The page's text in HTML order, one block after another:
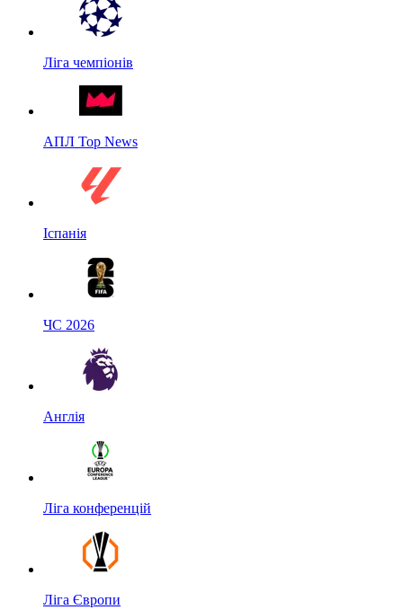
Ліга чемпіонів
АПЛ Top News
Іспанія
ЧС 2026
Англія
Ліга конференцій
Ліга Європи